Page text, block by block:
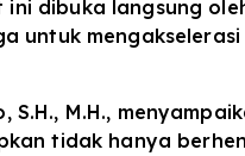
ini dibuka langsung
untuk mengakselerasi
M.H.,
tidak hanya